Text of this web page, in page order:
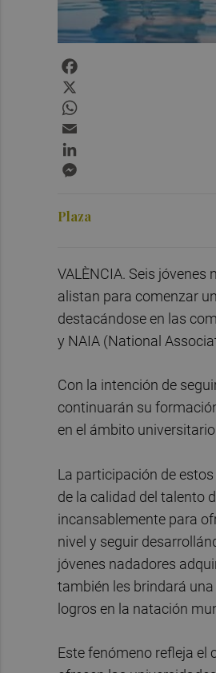
Plaza
VALÈNCIA. Seis
alistan para comenzar
destacándose en las
y NAIA (National
Con la intención de
continuarán su
en el ámbito
La participación de
de la calidad del talento
incansablemente para
nivel y seguir
jóvenes nadadores
también les brindará
logros en la natación
Este fenómeno refleja el